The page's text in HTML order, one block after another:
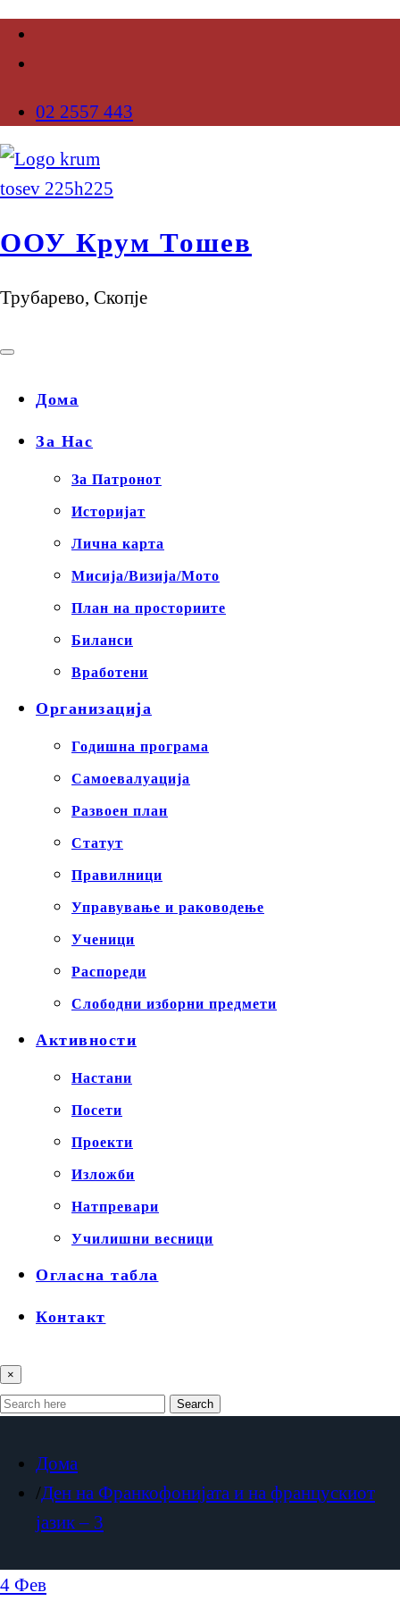
02 2557 443
ООУ Крум Тошев
Трубарево, Скопје
Дома
За Нас
За Патронот
Историјат
Лична карта
Мисија/Визија/Мото
План на просториите
Биланси
Вработени
Организација
Годишна програма
Самоевалуација
Развоен план
Статут
Правилници
Управување и раководење
Ученици
Распореди
Слободни изборни предмети
Активности
Настани
Посети
Проекти
Изложби
Натпревари
Училишни весници
Огласна табла
Контакт
×
Search
Дома
Ден на Франкофонијата и на францускиот
јазик – 3
4 Фев